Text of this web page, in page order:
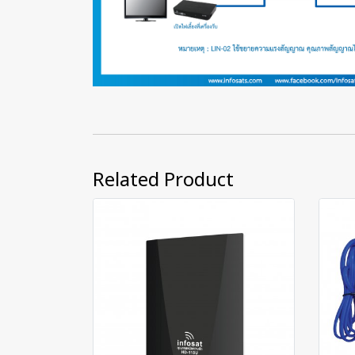
Related Product